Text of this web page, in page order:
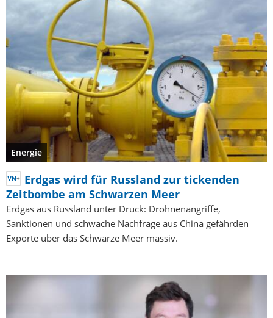
Energie
Erdgas wird für Russland zur tickenden
Zeitbombe am Schwarzen Meer
Erdgas aus Russland unter Druck: Drohnenangriffe,
Sanktionen und schwache Nachfrage aus China gefährden
Exporte über das Schwarze Meer massiv.